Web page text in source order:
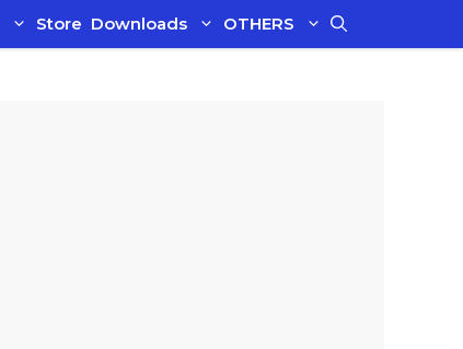
Store Downloads OTHERS